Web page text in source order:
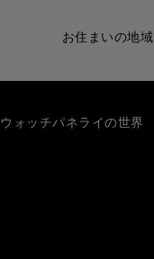
お住まいの地
ウォッチパネライの世界